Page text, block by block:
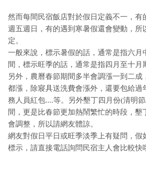
然而每間民宿飯店對於假日定義不一，有
週五週日，有的遇到寒暑假還會變動，所
定。
一般來說，標示暑假的話，通常是指六月
間，標示旺季的話，通常是指四月至十月
另外，農曆春節期間多半會調漲一到二成
都漲，除寢具送洗費會漲外，還要包給過
務人員紅包....等。另外墾丁四月份(清明
間，更是比春節更加熱鬧繁忙的時段，墾
會調整，所以請網友體諒。
網友對假日平日或旺季淡季上有疑問，假
標示，請直接電話詢問民宿主人會比較快